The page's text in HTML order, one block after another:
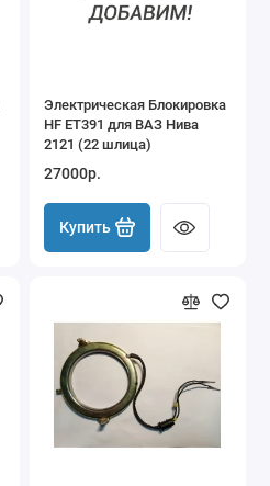
Электрическая Блокировка
HF ET391 для ВАЗ Нива
2121 (22 шлица)
27000р.
Купить